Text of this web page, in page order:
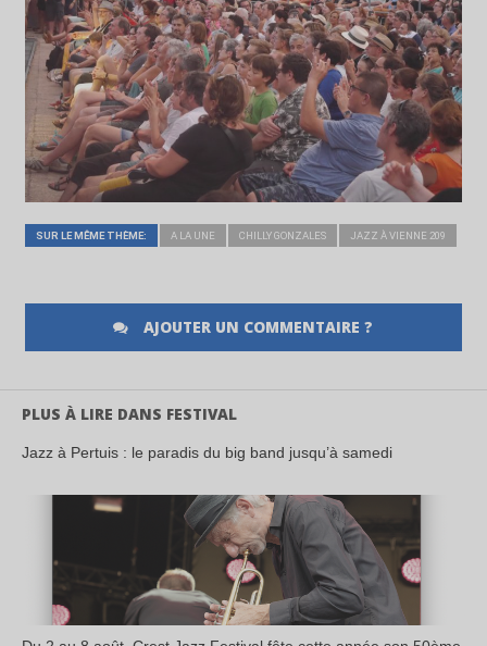
SUR LE MÊME THÈME: A LA UNE CHILLY GONZALES JAZZ À VIENNE 209
AJOUTER UN COMMENTAIRE ?
PLUS À LIRE DANS FESTIVAL
Jazz à Pertuis : le paradis du big band jusqu’à samedi